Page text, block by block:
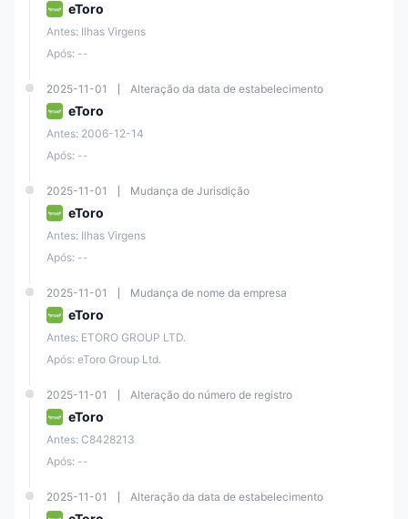
eToro
Antes: Ilhas Virgens
Após: --
2025-11-01 Alteração da data de estabelecimento
eToro
Antes: 2006-12-14
Após: --
2025-11-01 Mudança de Jurisdição
eToro
Antes: Ilhas Virgens
Após: --
2025-11-01 Mudança de nome da empresa
eToro
Antes: ETORO GROUP LTD.
Após: eToro Group Ltd.
2025-11-01 Alteração do número de registro
eToro
Antes: C8428213
Após: --
2025-11-01 Alteração da data de estabelecimento